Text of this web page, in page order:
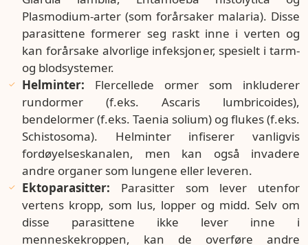
Plasmodium-arter (som forårsaker malaria). Disse
parasittene formerer seg raskt inne i verten og
kan forårsake alvorlige infeksjoner, spesielt i tarm-
og blodsystemer.
Helminter: Flercellede ormer som inkluderer
rundormer (f.eks. Ascaris lumbricoides),
bendelormer (f.eks. Taenia solium) og flukes (f.eks.
Schistosoma). Helminter infiserer vanligvis
fordøyelseskanalen, men kan også invadere
andre organer som lungene eller leveren.
Ektoparasitter: Parasitter som lever utenfor
vertens kropp, som lus, lopper og midd. Selv om
disse parasittene ikke lever inne i
menneskekroppen, kan de overføre andre